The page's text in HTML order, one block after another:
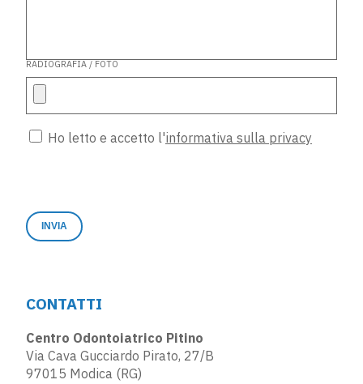
RADIOGRAFIA / FOTO
Ho letto e accetto l'informativa sulla privacy
CONTATTI
Centro Odontoiatrico Pitino
Via Cava Gucciardo Pirato, 27/B
97015 Modica (RG)